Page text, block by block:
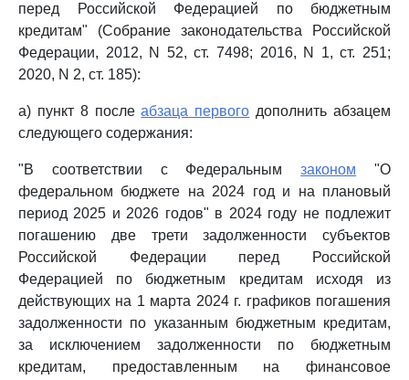
перед Российской Федерацией по бюджетным
кредитам" (Собрание законодательства Российской
Федерации, 2012, N 52, ст. 7498; 2016, N 1, ст. 251;
2020, N 2, ст. 185):
а) пункт 8 послеабзаца первого дополнить абзацем
следующего содержания:
"В соответствии с Федеральнымзаконом "О
федеральном бюджете на 2024 год и на плановый
период 2025 и 2026 годов" в 2024 году не подлежит
погашению две трети задолженности субъектов
Российской Федерации перед Российской
Федерацией по бюджетным кредитам исходя из
действующих на 1 марта 2024 г. графиков погашения
задолженности по указанным бюджетным кредитам,
за исключением задолженности по бюджетным
кредитам, предоставленным на финансовое